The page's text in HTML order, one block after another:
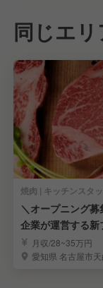
同じエ
焼肉 | キッチンスタ
＼オープニング
企業が運営する
張り＝キャリア直結
月収/28~35万円
愛知県 名古屋市天